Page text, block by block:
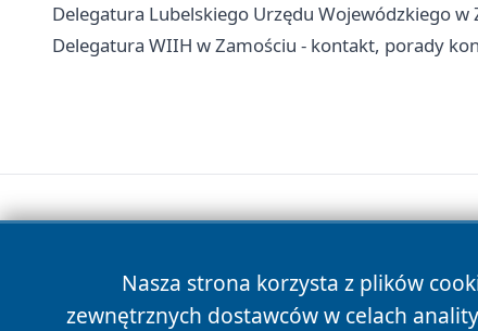
Delegatura Lubelskiego Urzędu Wojewódzkiego
Delegatura WIIH w Zamościu - kontakt, porady
Nasza strona korzysta z plików
zewnętrznych dostawców w celach